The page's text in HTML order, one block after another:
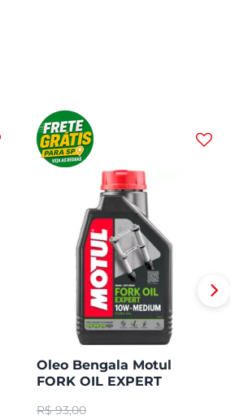
Oleo Bengala Motul
FORK OIL EXPERT
R$ 93,00